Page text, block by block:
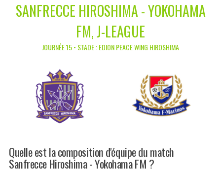
SANFRECCE HIROSHIMA - YOKOHAMA
FM, J-LEAGUE
JOURNÉE 15 • STADE : EDION PEACE WING HIROSHIMA
Quelle est la composition d'équipe du match
Sanfrecce Hiroshima - Yokohama FM ?